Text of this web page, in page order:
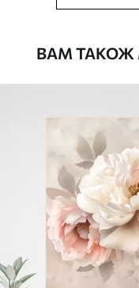
Від290.00грн
Стійкість до
Безпечне чорнило
Поверхня з
Екологічний
Преміум
Від 363.00грн
✓ Яскраві, насичені
ВАМ